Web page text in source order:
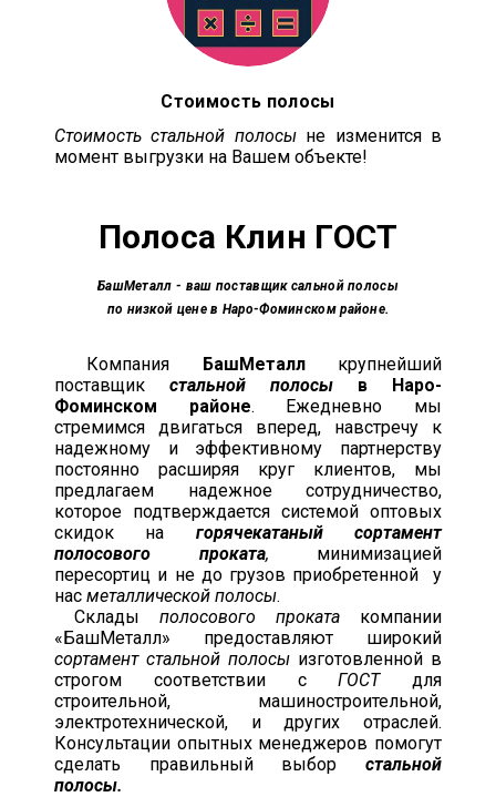
Стоимость полосы
Стоимость стальной полосыне изменится в
момент выгрузки на Вашем объекте!
Полоса Клин ГОСТ
БашМеталл - ваш поставщик сальной полосы
по низкой цене в Наро-Фоминском районе.
Компания БашМеталлкрупнейший
поставщик стальной полосы в Наро-
Фоминском районе. Ежедневно мы
стремимся двигаться вперед, навстречу к
надежному и эффективному партнерству
постоянно расширяя круг клиентов, мы
предлагаем надежное сотрудничество,
которое подтверждается системой оптовых
скидок на горячекатаный сортамент
полосового проката, минимизацией
пересортиц и не до грузов приобретенной у
нас металлической полосы.
Склады полосового проката компании
«БашМеталл» предоставляют широкий
сортамент стальной полосы изготовленной в
строгом соответствии сГОСТдля
строительной, машиностроительной,
электротехнической, и других отраслей.
Консультации опытных менеджеров помогут
сделать правильный выбор стальной
полосы.